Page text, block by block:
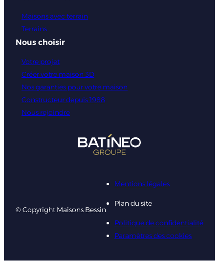
Maisons avec terrain
Terrains
Nous choisir
Votre projet
Créer votre maison 3D
Nos garanties pour votre maison
Constructeur depuis 1988
Nous rejoindre
© Copyright Maisons Bessin
Mentions légales
Plan du site
Politique de confidentialité
Paramètres des cookies